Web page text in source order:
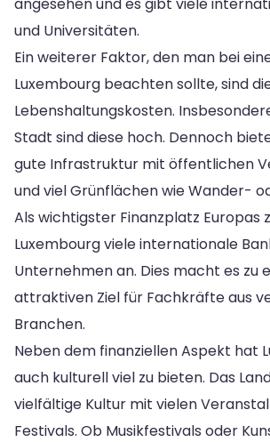
und Universitäten.
Ein weiterer Faktor, den man bei
Luxembourg beachten sollte, sind
Lebenshaltungskosten.
Stadt sind diese hoch. Dennoch
gute Infrastruktur mit öffentlichen
und viel Grünflächen wie Wander-
Als wichtigster Finanzplatz Europas
Luxembourg viele internationale
Unternehmen an. Dies macht es zu
attraktiven Ziel für Fachkräfte aus
Branchen.
Neben dem finanziellen Aspekt hat
auch kulturell viel zu bieten. Das
vielfältige Kultur mit vielen
Festivals. Ob Musikfestivals oder